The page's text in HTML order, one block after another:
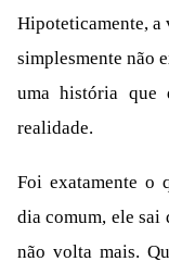
Hipoteticamente, a
simplesmente não
uma história que
realidade.
Foi exatamente o
dia comum, ele sai
não volta mais.